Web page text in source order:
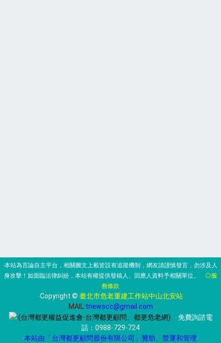
‧本站為言論自主平台，相關圖文上載皆設有追蹤機制，網友請謹慎發言，勿涉及人
身攻擊！如面臨法律糾紛，本站有權提供發稿人、回應人資料予相關單位。 ◎服
務條款
‧Copyright © 臺北市危老重建工作站中山北安站
MAIL:tnewscc@gmail.com
(台灣都更權益促進會-台灣都更顧問、都更危老網)
‧ 免費詢諮電
話： 0988-729-724
‧本站由「台灣都更顧問股份有限公司」贊助、營運和管理‧